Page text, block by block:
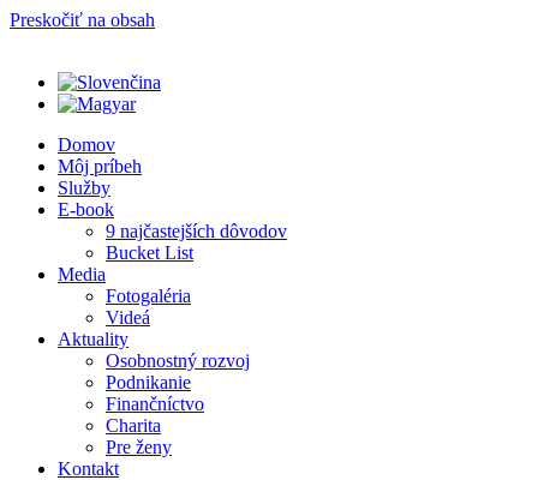
Preskočiť na obsah
Domov
Môj príbeh
Služby
E-book
9 najčastejších dôvodov
Bucket List
Media
Fotogaléria
Videá
Aktuality
Osobnostný rozvoj
Podnikanie
Finančníctvo
Charita
Pre ženy
Kontakt